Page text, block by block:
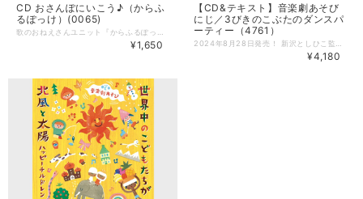
CD おさんぽにいこう♪（からふ
るぽっけ）(0065)
¥1,650
【CD&テキスト】音楽劇あそび
にじ／3びきのこぶたのダンスパ
ーティー（4761）
¥4,180